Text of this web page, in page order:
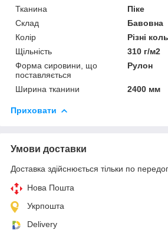
Тканина
Піке
Склад
Бавовна
Колір
Різні
Щільність
310 г/м2
Форма сировини, що
поставляється
Рулон
Ширина тканини 2400 мм
Приховати
Умови доставки
Доставка здійснюється тільки по
Нова Пошта
Укрпошта
Delivery